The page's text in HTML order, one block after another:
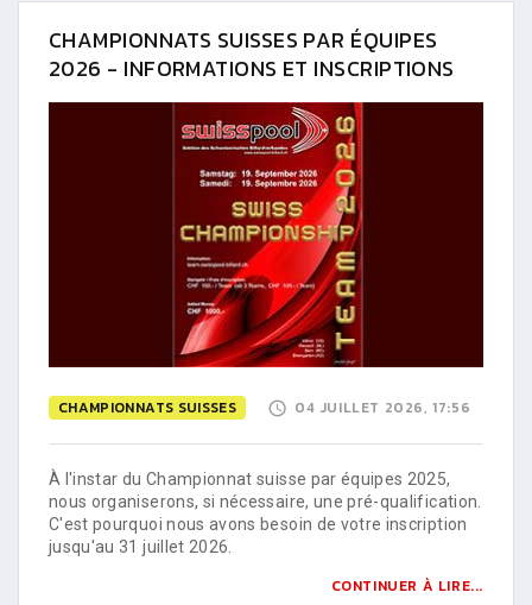
CHAMPIONNATS SUISSES PAR ÉQUIPES
2026 - INFORMATIONS ET INSCRIPTIONS
CHAMPIONNATS SUISSES 04 JUILLET 2026, 17:56
À l'instar du Championnat suisse par équipes 2025,
nous organiserons, si nécessaire, une pré-qualification.
C'est pourquoi nous avons besoin de votre inscription
jusqu'au 31 juillet 2026.
CONTINUER À LIRE...